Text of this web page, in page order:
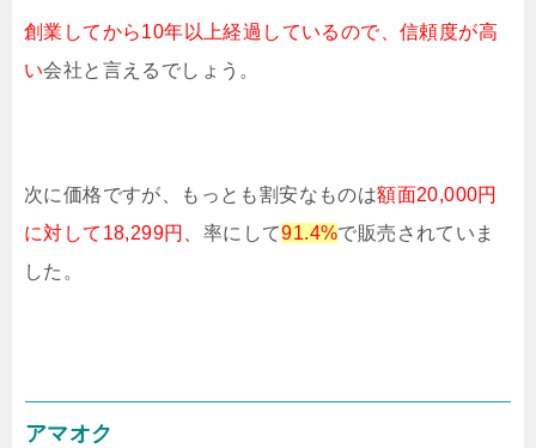
創業してから10年以上経過しているので、 信頼度が高
い会社と言えるでしょう。
次に価格ですが、もっとも割安なものは額面20,000円
に対して18,299円、 率にして91.4%で販売されていま
した。
アマオク